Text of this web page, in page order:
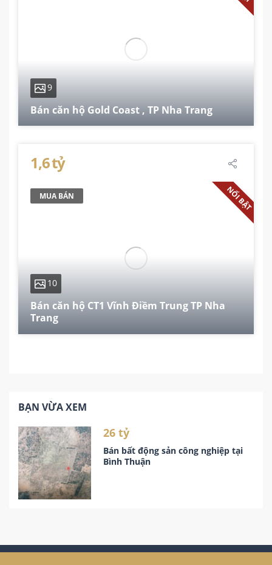
9
Bán căn hộ Gold Coast , TP Nha Trang
1,6 tỷ
MUA BÁN NỔI BẬT
10
Bán căn hộ CT1 Vĩnh Điềm Trung TP Nha
Trang
BẠN VỪA XEM
26 tỷ
Bán bất động sản công nghiệp tại
Bình Thuận